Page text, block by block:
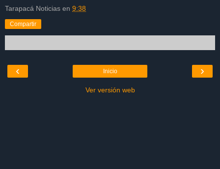
Tarapacá Noticias en 9:38
Compartir
‹ ›
Inicio
Ver versión web